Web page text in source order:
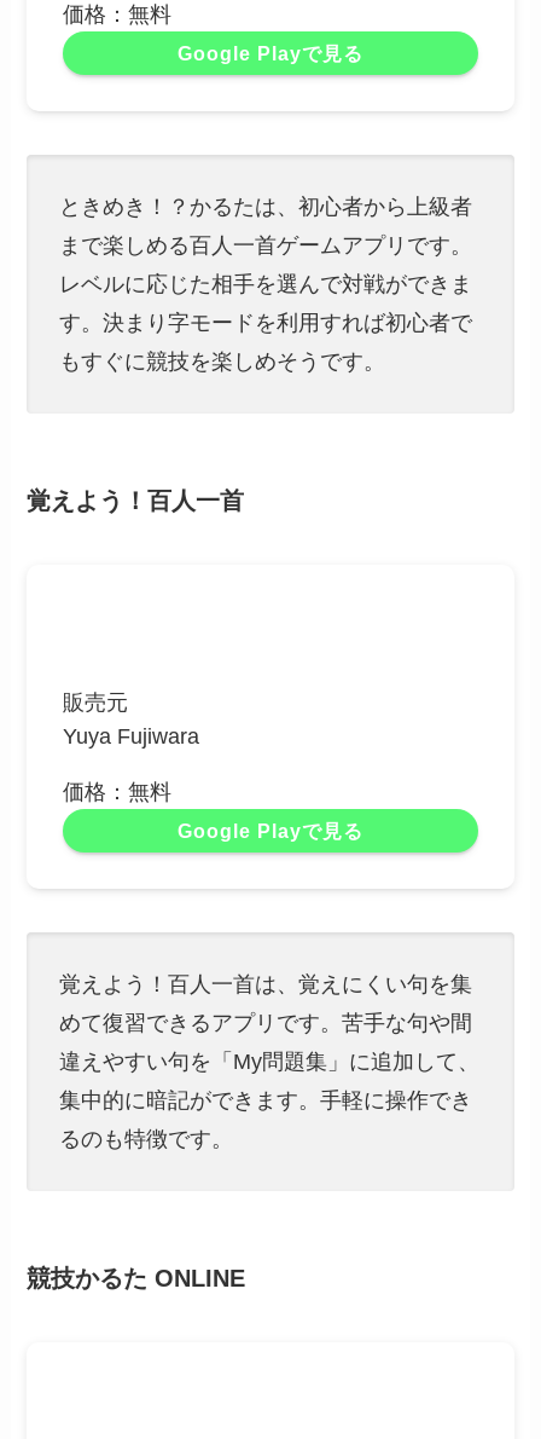
価格：無料
Google Playで見る
ときめき！？かるたは、初心者から上級者
まで楽しめる百人一首ゲームアプリです。
レベルに応じた相手を選んで対戦ができま
す。決まり字モードを利用すれば初心者で
もすぐに競技を楽しめそうです。
覚えよう！百人一首
販売元
Yuya Fujiwara
価格：無料
Google Playで見る
覚えよう！百人一首は、覚えにくい句を集
めて復習できるアプリです。苦手な句や間
違えやすい句を「My問題集」に追加して、
集中的に暗記ができます。手軽に操作でき
るのも特徴です。
競技かるた ONLINE